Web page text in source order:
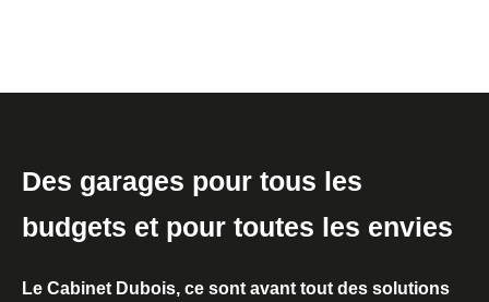
Des garages pour tous les
budgets et pour toutes les envies
Le Cabinet Dubois, ce sont avant tout des solutions